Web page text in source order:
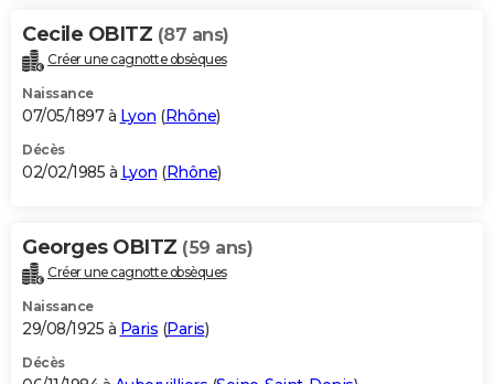
Cecile OBITZ (87 ans)
Créer une cagnotte obsèques
Naissance
07/05/1897 à Lyon (Rhône)
Décès
02/02/1985 à Lyon (Rhône)
Georges OBITZ (59 ans)
Créer une cagnotte obsèques
Naissance
29/08/1925 à Paris (Paris)
Décès